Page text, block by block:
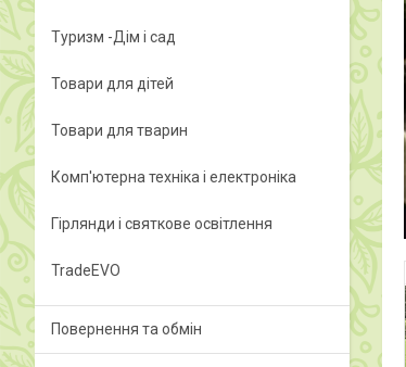
Туризм -Дім і сад
Товари для дітей
Товари для тварин
Комп'ютерна техніка і електроніка
Гірлянди і святкове освітлення
TradeEVO
Повернення та обмін